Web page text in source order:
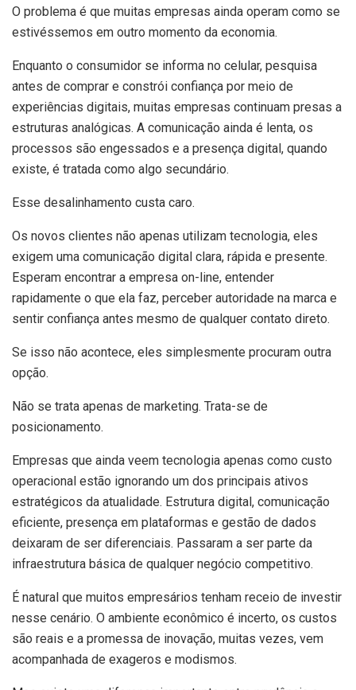
O problema é que muitas empresas ainda operam como se
estivéssemos em outro momento da economia.
Enquanto o consumidor se informa no celular, pesquisa
antes de comprar e constrói confiança por meio de
experiências digitais, muitas empresas continuam presas a
estruturas analógicas. A comunicação ainda é lenta, os
processos são engessados e a presença digital, quando
existe, é tratada como algo secundário.
Esse desalinhamento custa caro.
Os novos clientes não apenas utilizam tecnologia, eles
exigem uma comunicação digital clara, rápida e presente.
Esperam encontrar a empresa on-line, entender
rapidamente o que ela faz, perceber autoridade na marca e
sentir confiança antes mesmo de qualquer contato direto.
Se isso não acontece, eles simplesmente procuram outra
opção.
Não se trata apenas de marketing. Trata-se de
posicionamento.
Empresas que ainda veem tecnologia apenas como custo
operacional estão ignorando um dos principais ativos
estratégicos da atualidade. Estrutura digital, comunicação
eficiente, presença em plataformas e gestão de dados
deixaram de ser diferenciais. Passaram a ser parte da
infraestrutura básica de qualquer negócio competitivo.
É natural que muitos empresários tenham receio de investir
nesse cenário. O ambiente econômico é incerto, os custos
são reais e a promessa de inovação, muitas vezes, vem
acompanhada de exageros e modismos.